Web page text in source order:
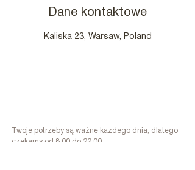
Dane kontaktowe
Kaliska 23, Warsaw, Poland
Twoje potrzeby są ważne każdego dnia, dlatego
czekamy od 8:00 do 22:00